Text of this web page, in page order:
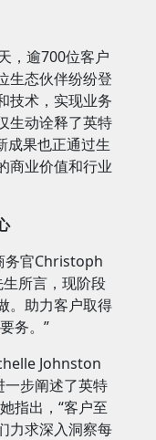
，逾700位客户
生态伙伴纷纷登
技术，实现业务
生动诠释了英特
成果也正通过生
商业价值和行业
务官Christoph
所言，现阶段
。助力客户取得
务。”
Johnston
步阐述了英特
指出，“客户至
力求深入洞察每